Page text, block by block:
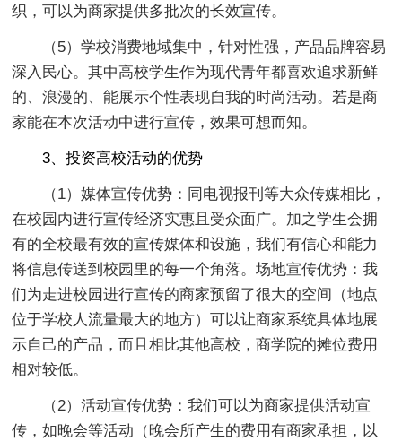
织，可以为商家提供多批次的长效宣传。
（5）学校消费地域集中，针对性强，产品品牌容易
深入民心。其中高校学生作为现代青年都喜欢追求新鲜
的、浪漫的、能展示个性表现自我的时尚活动。若是商
家能在本次活动中进行宣传，效果可想而知。
3、投资高校活动的优势
（1）媒体宣传优势：同电视报刊等大众传媒相比，
在校园内进行宣传经济实惠且受众面广。加之学生会拥
有的全校最有效的宣传媒体和设施，我们有信心和能力
将信息传送到校园里的每一个角落。场地宣传优势：我
们为走进校园进行宣传的商家预留了很大的空间（地点
位于学校人流量最大的地方）可以让商家系统具体地展
示自己的产品，而且相比其他高校，商学院的摊位费用
相对较低。
（2）活动宣传优势：我们可以为商家提供活动宣
传，如晚会等活动（晚会所产生的费用有商家承担，以